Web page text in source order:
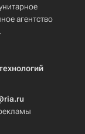
агентство